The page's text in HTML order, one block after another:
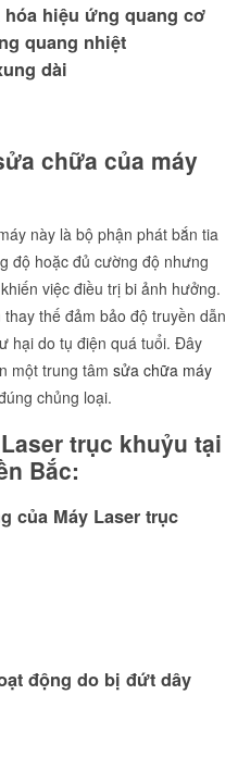
hiệu ứng quang cơ
quang nhiệt
dài
chữa của máy
này là bộ phận phát bắn tia
độ hoặc đủ cường độ nhưng
việc điều trị bi ảnh hưởng.
thế đảm bảo độ truyền dẫn
hại do tụ điện quá tuổi. Đây
một trung tâm sửa chữa máy
chủng loại.
trục khuỷu tại
Bắc:
của Máy Laser trục
động do bị đứt dây